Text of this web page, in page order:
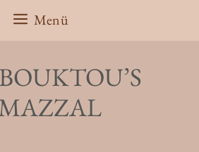
Menü